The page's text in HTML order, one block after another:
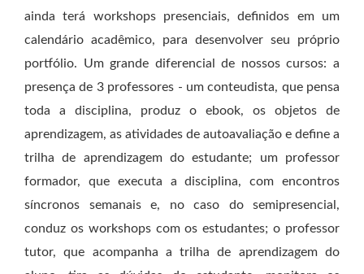
ainda terá workshops presenciais, definidos em um
calendário acadêmico, para desenvolver seu próprio
portfólio. Um grande diferencial de nossos cursos: a
presença de 3 professores - um conteudista, que pensa
toda a disciplina, produz o ebook, os objetos de
aprendizagem, as atividades de autoavaliação e define a
trilha de aprendizagem do estudante; um professor
formador, que executa a disciplina, com encontros
síncronos semanais e, no caso do semipresencial,
conduz os workshops com os estudantes; o professor
tutor, que acompanha a trilha de aprendizagem do